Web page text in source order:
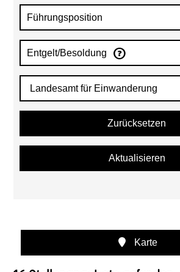
Führungsposition
Entgelt/Besoldung
Zurücksetzen
Aktualisieren
Karte